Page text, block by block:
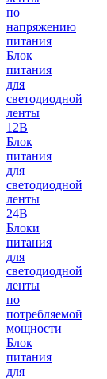
по
напряжению
питания
Блок
питания
для
светодиодной
ленты
12В
Блок
питания
для
светодиодной
ленты
24В
Блоки
питания
для
светодиодной
ленты
по
потребляемой
мощности
Блок
питания
для